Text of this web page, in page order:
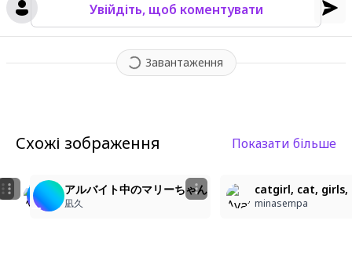
Увійдіть, щоб коментувати
Завантаження
Схожі зображення Показати більше
Yuki
1girl, masterpiece:2.0, ultra detailed:2.0, delicate
灰色
アルバイト中のマリーちゃん
凪久
catgirl, cat,
minasempa